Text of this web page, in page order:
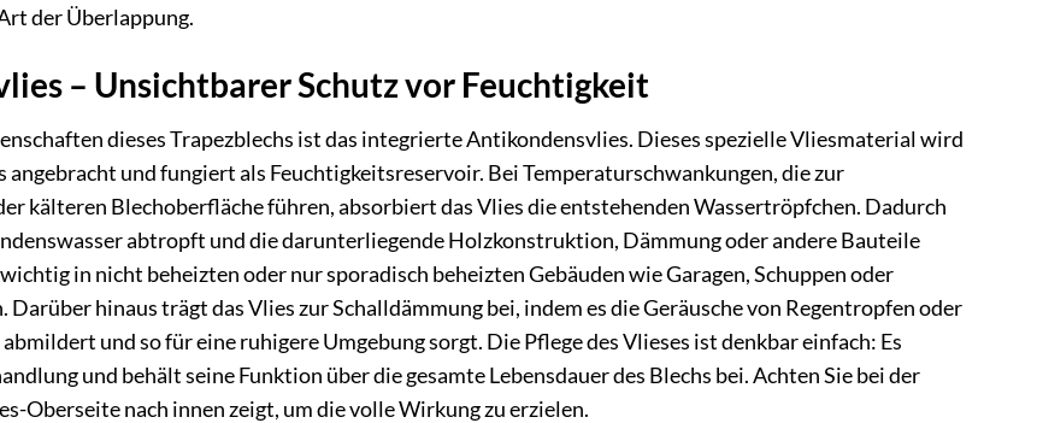
der Überlappung.
– Unsichtbarer Schutz vor Feuchtigkeit
dieses Trapezblechs ist das integrierte Antikondensvlies. Dieses spezielle Vliesmaterial wird
angebracht und fungiert als Feuchtigkeitsreservoir. Bei Temperaturschwankungen, die zur
kälteren Blechoberfläche führen, absorbiert das Vlies die entstehenden Wassertröpfchen. Dadurch
abtropft und die darunterliegende Holzkonstruktion, Dämmung oder andere Bauteile
in nicht beheizten oder nur sporadisch beheizten Gebäuden wie Garagen, Schuppen oder
hinaus trägt das Vlies zur Schalldämmung bei, indem es die Geräusche von Regentropfen oder
und so für eine ruhigere Umgebung sorgt. Die Pflege des Vlieses ist denkbar einfach: Es
und behält seine Funktion über die gesamte Lebensdauer des Blechs bei. Achten Sie bei der
Oberseite nach innen zeigt, um die volle Wirkung zu erzielen.